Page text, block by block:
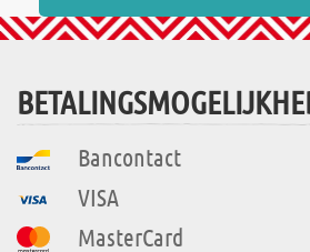
Bancontact
VISA
MasterCard